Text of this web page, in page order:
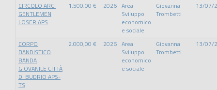
CIRCOLO ARCI
GENTLEMEN
LOSER APS
1.500,00 € 2026 Area
Sviluppo
economico
e sociale
Giovanna
Trombetti
13/07/
CORPO
BANDISTICO
BANDA
GIOVANILE CITTÀ
DI BUDRIO APS-
TS
2.000,00 € 2026 Area
Sviluppo
economico
e sociale
Giovanna
Trombetti
13/07/